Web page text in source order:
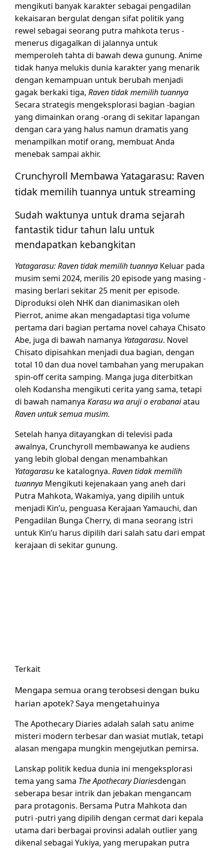
mengikuti banyak karakter sebagai pengadilan
kekaisaran bergulat dengan sifat politik yang
rewel sebagai seorang putra mahkota terus -
menerus digagalkan di jalannya untuk
memperoleh tahta di bawah dewa gunung. Anime
tidak hanya melukis dunia karakter yang menarik
dengan kemampuan untuk berubah menjadi
gagak berkaki tiga, Raven tidak memilih tuannya
Secara strategis mengeksplorasi bagian -bagian
yang dimainkan orang -orang di sekitar lapangan
dengan cara yang halus namun dramatis yang
menampilkan motif orang, membuat Anda
menebak sampai akhir.
Crunchyroll Membawa Yatagarasu: Raven
tidak memilih tuannya untuk streaming
Sudah waktunya untuk drama sejarah
fantastik tidur tahun lalu untuk
mendapatkan kebangkitan
Yatagarasu: Raven tidak memilih tuannya Keluar pada
musim semi 2024, merilis 20 episode yang masing -
masing berlari sekitar 25 menit per episode.
Diproduksi oleh NHK dan dianimasikan oleh
Pierrot, anime akan mengadaptasi tiga volume
pertama dari bagian pertama novel cahaya Chisato
Abe, juga di bawah namanya Yatagarasu. Novel
Chisato dipisahkan menjadi dua bagian, dengan
total 10 dan dua novel tambahan yang merupakan
spin-off cerita samping. Manga juga diterbitkan
oleh Kodansha mengikuti cerita yang sama, tetapi
di bawah namanya Karasu wa aruji o erabanaiatau
Raven untuk semua musim.
Setelah hanya ditayangkan di televisi pada
awalnya, Crunchyroll membawanya ke audiens
yang lebih global dengan menambahkan
Yatagarasu ke katalognya. Raven tidak memilih
tuannya Mengikuti kejenakaan yang aneh dari
Putra Mahkota, Wakamiya, yang dipilih untuk
menjadi Kin’u, penguasa Kerajaan Yamauchi, dan
Pengadilan Bunga Cherry, di mana seorang istri
untuk Kin’u harus dipilih dari salah satu dari empat
kerajaan di sekitar gunung.
Terkait
Mengapa semua orang terobsesi dengan buku
harian apotek? Saya mengetahuinya
The Apothecary Diaries adalah salah satu anime
misteri modern terbesar dan wasiat mutlak, tetapi
alasan mengapa mungkin mengejutkan pemirsa.
Lanskap politik kedua dunia ini mengeksplorasi
tema yang sama The Apothecary Diariesdengan
seberapa besar intrik dan jebakan mengancam
para protagonis. Bersama Putra Mahkota dan
putri -putri yang dipilih dengan cermat dari kepala
utama dari berbagai provinsi adalah outlier yang
dikenal sebagai Yukiya, yang merupakan putra